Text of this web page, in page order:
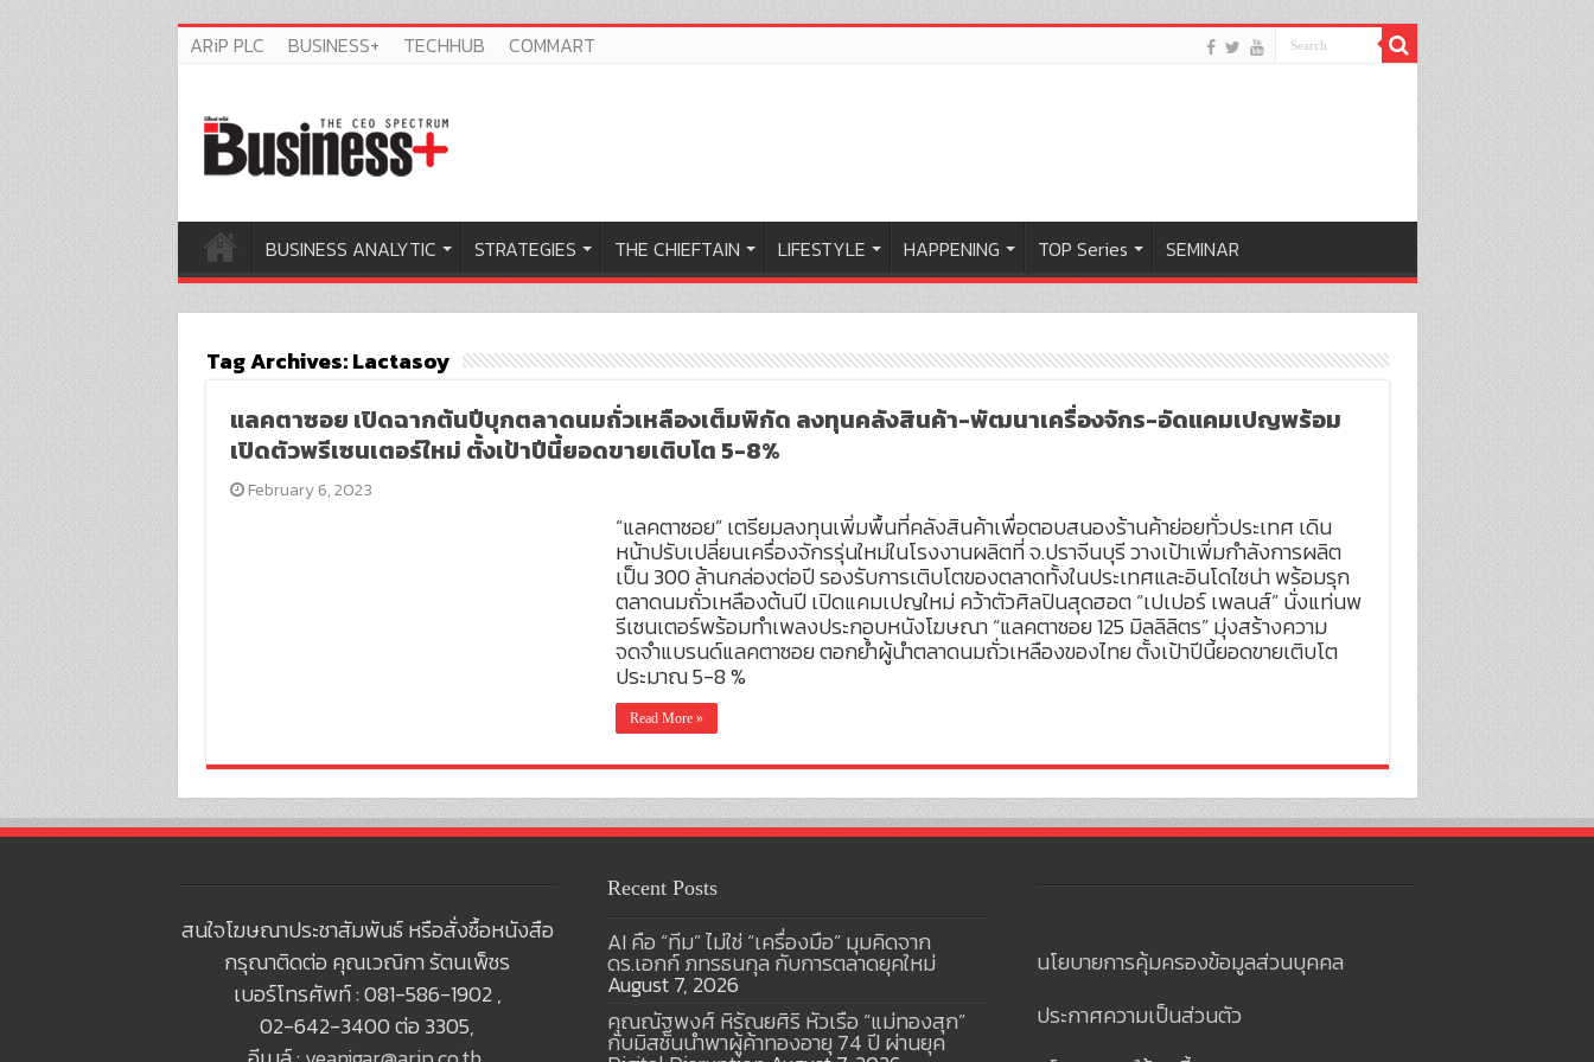
ARiP PLC BUSINESS+ TECHHUB COMMART
BUSINESS ANALYTIC STRATEGIES THE CHIEFTAIN LIFESTYLE HAPPENING TOP Series SEMINAR
Tag Archives:Lactasoy
แลคตาซอย เปิดฉากต้นปีบุกตลาดนมถั่วเหลืองเต็มพิกัด ลงทุนคลังสินค้า-พัฒนาเครื่องจักร-อัดแคมเปญพร้อม
เปิดตัวพรีเซนเตอร์ใหม่ ตั้งเป้าปีนี้ยอดขายเติบโต 5-8%
February 6, 2023
“แลคตาซอย” เตรียมลงทุนเพิ่มพื้นที่คลังสินค้าเพื่อตอบสนองร้านค้าย่อยทั่วประเทศ เดิน
หน้าปรับเปลี่ยนเครื่องจักรรุ่นใหม่ในโรงงานผลิตที่ จ.ปราจีนบุรี วางเป้าเพิ่มกำลังการผลิต
เป็น 300 ล้านกล่องต่อปี รองรับการเติบโตของตลาดทั้งในประเทศและอินโดไชน่า พร้อมรุก
ตลาดนมถั่วเหลืองต้นปี เปิดแคมเปญใหม่ คว้าตัวศิลปินสุดฮอต “เปเปอร์ เพลนส์” นั่งแท่นพ
รีเซนเตอร์พร้อมทำเพลงประกอบหนังโฆษณา “แลคตาซอย 125 มิลลิลิตร” มุ่งสร้างความ
จดจำแบรนด์แลคตาซอย ตอกย้ำผู้นำตลาดนมถั่วเหลืองของไทย ตั้งเป้าปีนี้ยอดขายเติบโต
ประมาณ 5-8 %
Read More »
สนใจโฆษณาประชาสัมพันธ์ หรือสั่งซื้อหนังสือ
กรุณาติดต่อ คุณเวณิกา รัตนเพ็ชร
เบอร์โทรศัพท์ : 081-586-1902 ,
02-642-3400 ต่อ 3305,
Recent Posts
AI คือ “ทีม” ไม่ใช่ “เครื่องมือ” มุมคิดจาก
ดร.เอกก์ ภทรธนกุล กับการตลาดยุคใหม่
August 7, 2026
คุณณัฐพงศ์ หิรัณยศิริ หัวเรือ “แม่ทองสุก”
กับมิสชันนำพาผู้ค้าทองอายุ 74 ปี ผ่านยุค
นโยบายการคุ้มครองข้อมูลส่วนบุคคล
ประกาศความเป็นส่วนตัว